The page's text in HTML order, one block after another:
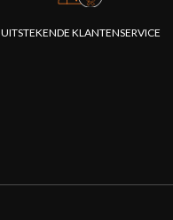
UITSTEKENDE KLANTENSERVICE